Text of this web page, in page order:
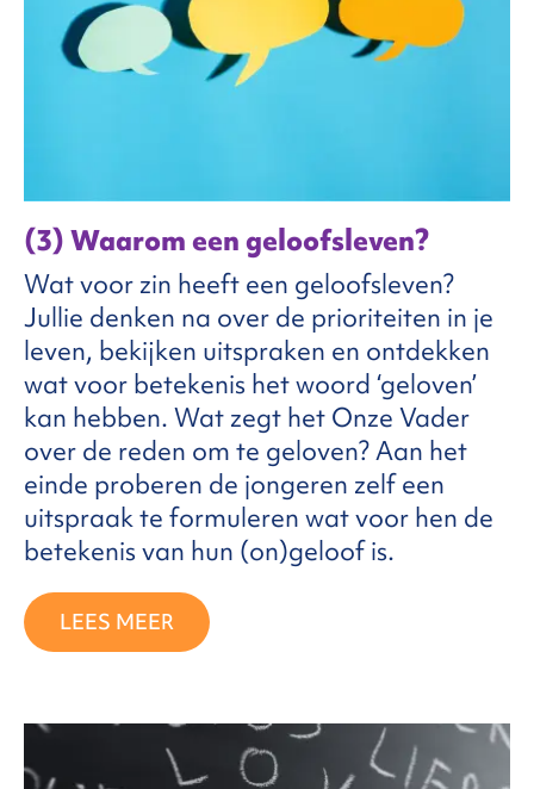
(3) Waarom een geloofsleven?
Wat voor zin heeft een geloofsleven?
Jullie denken na over de prioriteiten in je
leven, bekijken uitspraken en ontdekken
wat voor betekenis het woord ‘geloven’
kan hebben. Wat zegt het Onze Vader
over de reden om te geloven? Aan het
einde proberen de jongeren zelf een
uitspraak te formuleren wat voor hen de
betekenis van hun (on)geloof is.
LEES MEER